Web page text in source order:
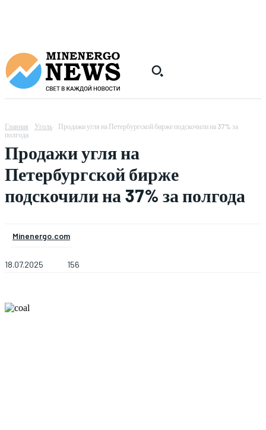
Главная Уголь
Продажи угля на Петербургской бирже подскочили на 37% за
полгода
Продажи угля на
Петербургской бирже
подскочили на 37% за полгода
Minenergo.com
18.07.2025 156